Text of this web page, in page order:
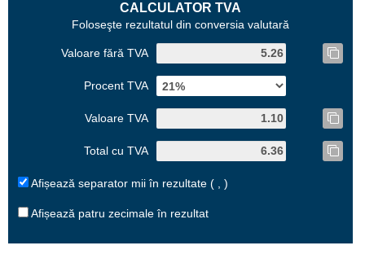
CALCULATOR TVA
Foloseşte rezultatul din conversia valutară
Valoare fără TVA
Procent TVA
Valoare TVA
Total cu TVA
Afișează separator mii în rezultate ( , )
Afișează patru zecimale în rezultat